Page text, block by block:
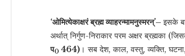
‘ओमित्येकाक्षरं ब्रह्म व्याहरन्मामनुस्मरन्’–इसके
अर्थात् निर्गुण-निराकार परम अक्षर ब्रह्मका
प0 464) । सब देश, काल, वस्तु, व्यक्ति, घटना,